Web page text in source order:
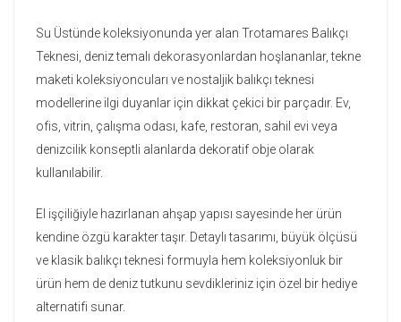
Su Üstünde koleksiyonunda yer alan Trotamares Balıkçı
Teknesi, deniz temalı dekorasyonlardan hoşlananlar, tekne
maketi koleksiyoncuları ve nostaljik balıkçı teknesi
modellerine ilgi duyanlar için dikkat çekici bir parçadır. Ev,
ofis, vitrin, çalışma odası, kafe, restoran, sahil evi veya
denizcilik konseptli alanlarda dekoratif obje olarak
kullanılabilir.
El işçiliğiyle hazırlanan ahşap yapısı sayesinde her ürün
kendine özgü karakter taşır. Detaylı tasarımı, büyük ölçüsü
ve klasik balıkçı teknesi formuyla hem koleksiyonluk bir
ürün hem de deniz tutkunu sevdikleriniz için özel bir hediye
alternatifi sunar.